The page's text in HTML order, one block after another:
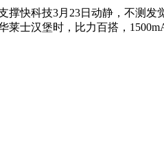
科技3月23日动静，不测发
士汉堡时，比力百搭，